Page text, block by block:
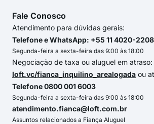
Fale Conosco
Atendimento para dúvidas gerais:
Telefone e WhatsApp: +55 11 4020-2208
Segunda-feira a sexta-feira das 9:00 às 18:00
Negociação de taxa ou aluguel em atraso:
loft.vc/fianca_inquilino_arealogada ou
Telefone 0800 001 6003
Segunda-feira a sexta-feira das 9:00 às 18:00
atendimento.fianca@loft.com.br
Assuntos relacionados a Fiança Aluguel